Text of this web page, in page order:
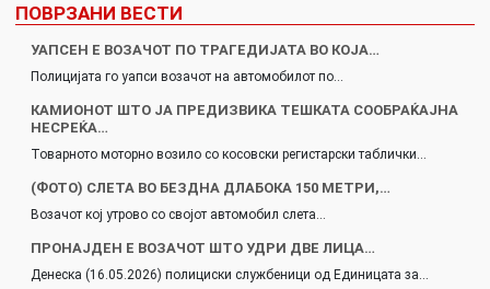
ПОВРЗАНИ ВЕСТИ
УАПСЕН E ВОЗАЧОТ ПО ТРАГЕДИЈАТА ВО КОЈА…
Полицијата го уапси возачот на автомобилот по…
КАМИОНОТ ШТО ЈА ПРЕДИЗВИКА ТЕШКАТА СООБРАЌАЈНА
НЕСРЕЌА…
Товарното моторно возило со косовски регистарски таблички…
(ФОТО) СЛЕТА ВО БЕЗДНА ДЛАБОКА 150 МЕТРИ,…
Возачот кој утрово со својот автомобил слета…
ПРОНАЈДЕН Е ВОЗАЧОТ ШТО УДРИ ДВЕ ЛИЦА…
Денеска (16.05.2026) полициски службеници од Единицата за…